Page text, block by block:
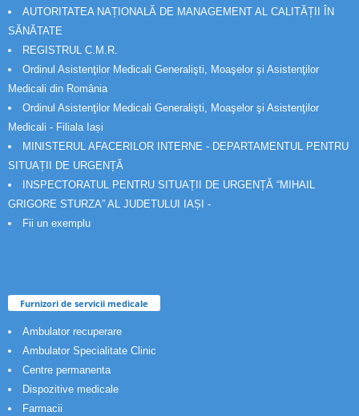
AUTORITATEA NAȚIONALĂ DE MANAGEMENT AL CALITĂȚII ÎN
SĂNĂTATE
REGISTRUL C.M.R.
Ordinul Asistenţilor Medicali Generalişti, Moaşelor şi Asistenţilor
Medicali din România
Ordinul Asistenţilor Medicali Generalişti, Moaşelor şi Asistenţilor
Medicali - Filiala Iași
MINISTERUL AFACERILOR INTERNE - DEPARTAMENTUL PENTRU
SITUAȚII DE URGENȚĂ
INSPECTORATUL PENTRU SITUAȚII DE URGENȚĂ “MIHAIL
GRIGORE STURZA” AL JUDETULUI IAȘI -
Fii un exemplu
Furnizori de servicii medicale
Ambulator recuperare
Ambulator Specialitate Clinic
Centre permanenta
Dispozitive medicale
Farmacii